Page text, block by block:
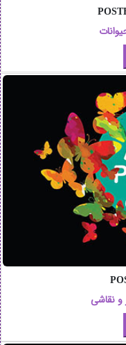
و نقاشی